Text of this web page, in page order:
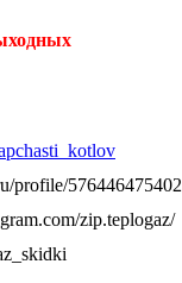
profile/576446475402
zip.teplogaz/